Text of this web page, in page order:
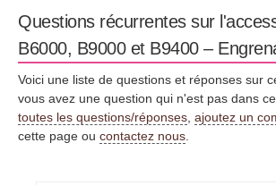
Questions récurrentes sur
B6000, B9000 et B9400 –
Voici une liste de questions et réponses sur
vous avez une question qui n'est pas dans
toutes les questions/réponses ajoutez un
cette page ou contactez nous